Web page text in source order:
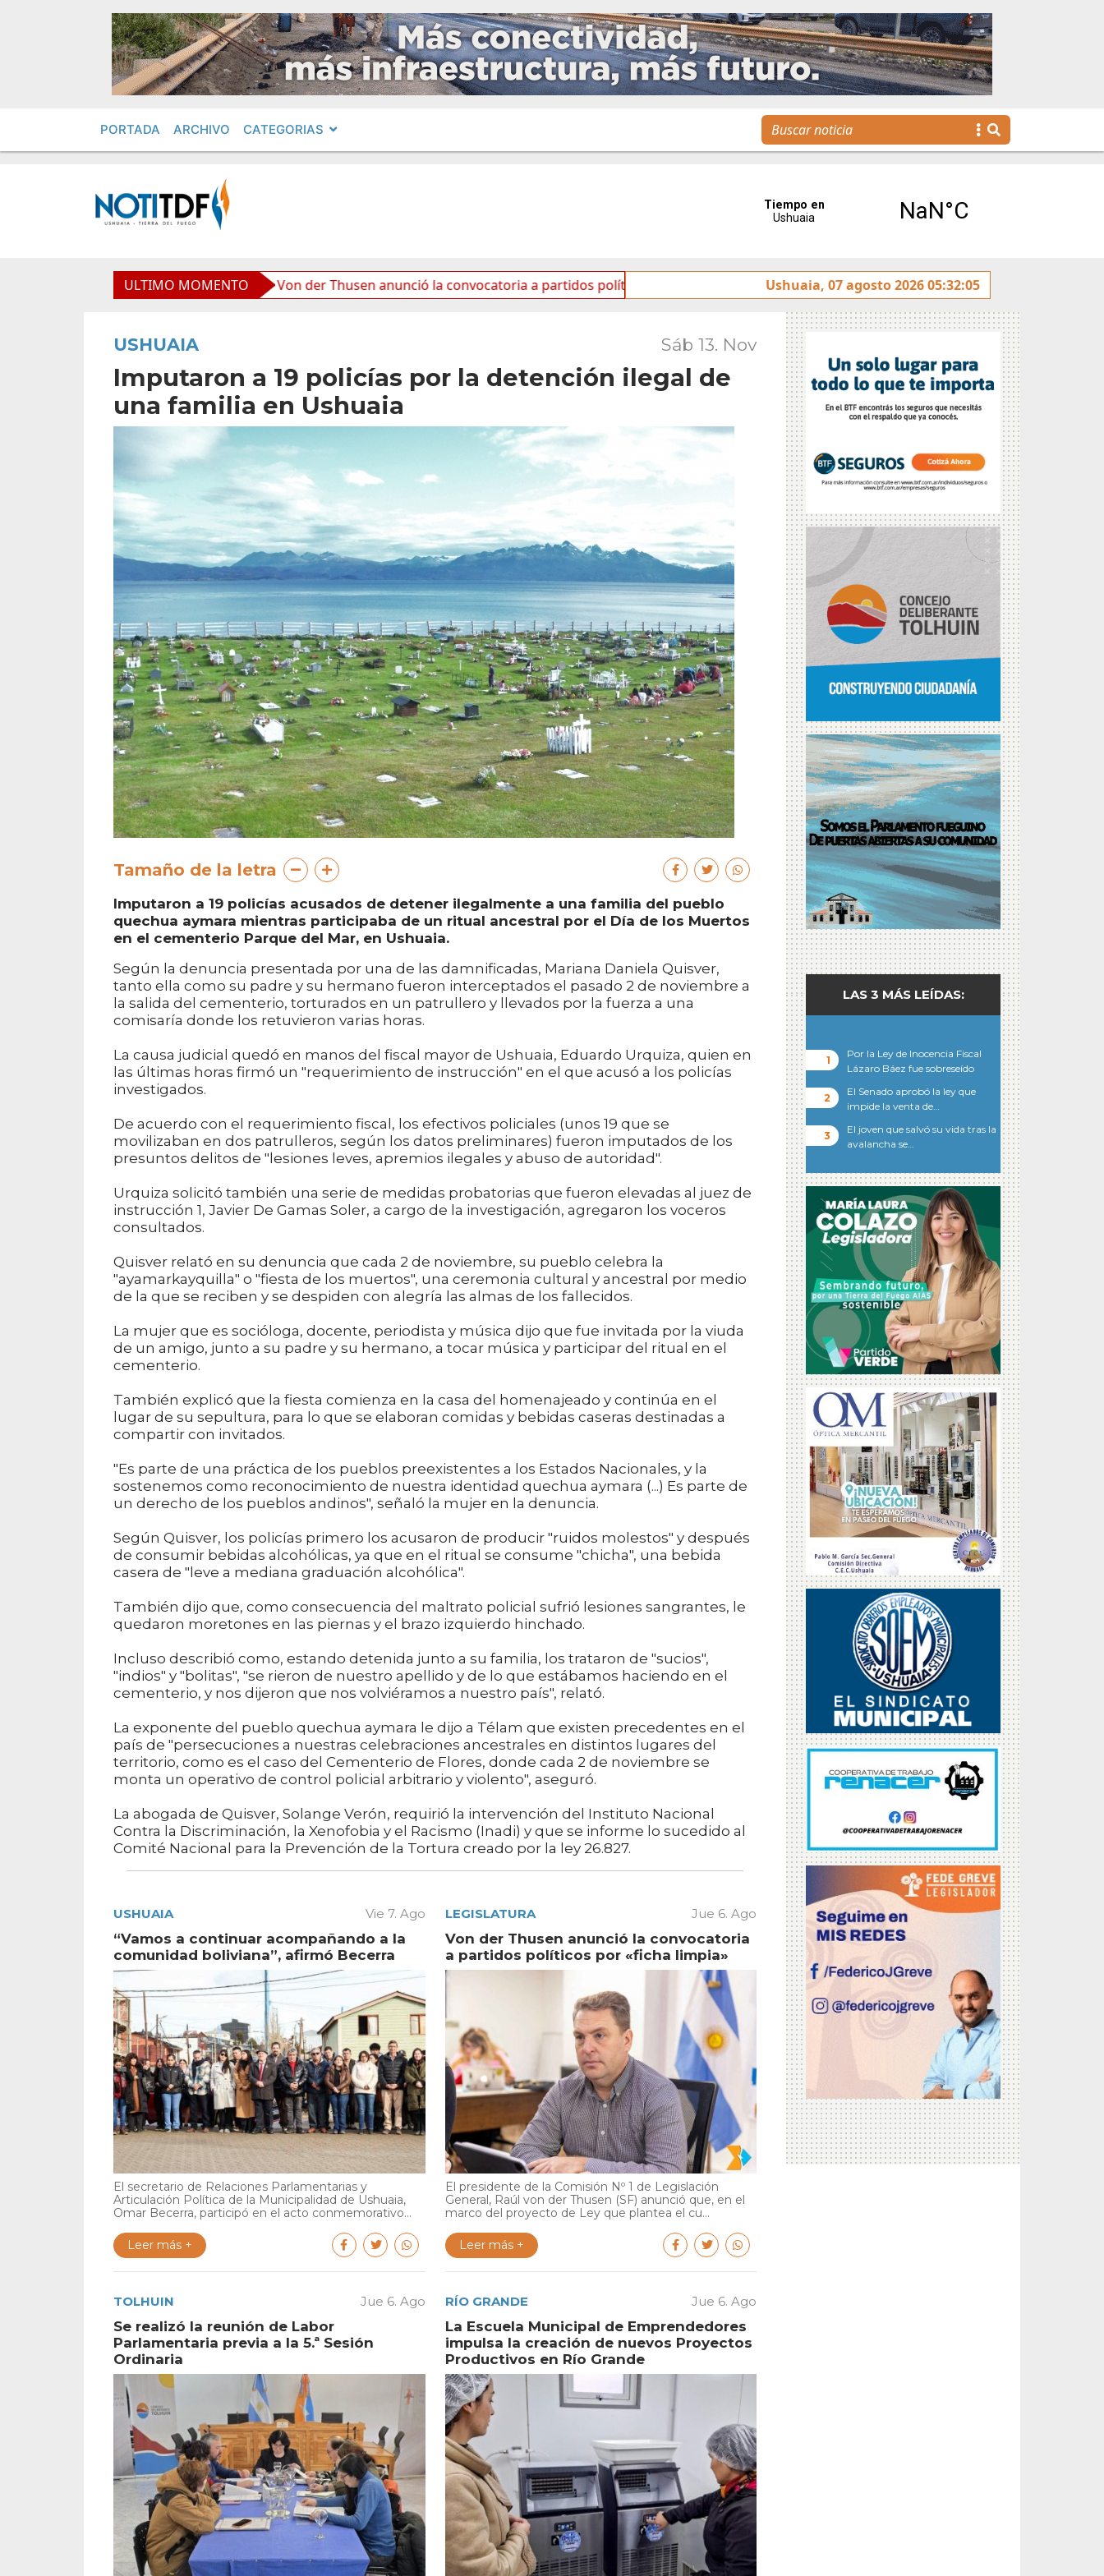
PORTADA ARCHIVO CATEGORIAS
ULTIMO MOMENTO
afirmó Becerra Von der Thusen anunció la convocatoria a partidos políticos por «ficha limpia» Se realizó la reunión de Labor Parlamentaria previa a la
Ushuaia, 07 agosto 2026 05:32:05
USHUAIA Sáb 13. Nov
Imputaron a 19 policías por la detención ilegal de
una familia en Ushuaia
Tamaño de la letra
Imputaron a 19 policías acusados de detener ilegalmente a una familia del pueblo
quechua aymara mientras participaba de un ritual ancestral por el Día de los Muertos
en el cementerio Parque del Mar, en Ushuaia.
Según la denuncia presentada por una de las damnificadas, Mariana Daniela Quisver,
tanto ella como su padre y su hermano fueron interceptados el pasado 2 de noviembre a
la salida del cementerio, torturados en un patrullero y llevados por la fuerza a una
comisaría donde los retuvieron varias horas.
La causa judicial quedó en manos del fiscal mayor de Ushuaia, Eduardo Urquiza, quien en
las últimas horas firmó un "requerimiento de instrucción" en el que acusó a los policías
investigados.
De acuerdo con el requerimiento fiscal, los efectivos policiales (unos 19 que se
movilizaban en dos patrulleros, según los datos preliminares) fueron imputados de los
presuntos delitos de "lesiones leves, apremios ilegales y abuso de autoridad".
Urquiza solicitó también una serie de medidas probatorias que fueron elevadas al juez de
instrucción 1, Javier De Gamas Soler, a cargo de la investigación, agregaron los voceros
consultados.
Quisver relató en su denuncia que cada 2 de noviembre, su pueblo celebra la
"ayamarkayquilla" o "fiesta de los muertos", una ceremonia cultural y ancestral por medio
de la que se reciben y se despiden con alegría las almas de los fallecidos.
La mujer que es socióloga, docente, periodista y música dijo que fue invitada por la viuda
de un amigo, junto a su padre y su hermano, a tocar música y participar del ritual en el
cementerio.
También explicó que la fiesta comienza en la casa del homenajeado y continúa en el
lugar de su sepultura, para lo que se elaboran comidas y bebidas caseras destinadas a
compartir con invitados.
"Es parte de una práctica de los pueblos preexistentes a los Estados Nacionales, y la
sostenemos como reconocimiento de nuestra identidad quechua aymara (...) Es parte de
un derecho de los pueblos andinos", señaló la mujer en la denuncia.
Según Quisver, los policías primero los acusaron de producir "ruidos molestos" y después
de consumir bebidas alcohólicas, ya que en el ritual se consume "chicha", una bebida
casera de "leve a mediana graduación alcohólica".
También dijo que, como consecuencia del maltrato policial sufrió lesiones sangrantes, le
quedaron moretones en las piernas y el brazo izquierdo hinchado.
Incluso describió como, estando detenida junto a su familia, los trataron de "sucios",
"indios" y "bolitas", "se rieron de nuestro apellido y de lo que estábamos haciendo en el
cementerio, y nos dijeron que nos volviéramos a nuestro país", relató.
La exponente del pueblo quechua aymara le dijo a Télam que existen precedentes en el
país de "persecuciones a nuestras celebraciones ancestrales en distintos lugares del
territorio, como es el caso del Cementerio de Flores, donde cada 2 de noviembre se
monta un operativo de control policial arbitrario y violento", aseguró.
La abogada de Quisver, Solange Verón, requirió la intervención del Instituto Nacional
Contra la Discriminación, la Xenofobia y el Racismo (Inadi) y que se informe lo sucedido al
Comité Nacional para la Prevención de la Tortura creado por la ley 26.827.
USHUAIA Vie 7. Ago
“Vamos a continuar acompañando a la
comunidad boliviana”, afirmó Becerra
El secretario de Relaciones Parlamentarias y
Articulación Política de la Municipalidad de Ushuaia,
Omar Becerra, participó en el acto conmemorativo...
Leer más +
LEGISLATURA Jue 6. Ago
Von der Thusen anunció la convocatoria
a partidos políticos por «ficha limpia»
El presidente de la Comisión Nº 1 de Legislación
General, Raúl von der Thusen (SF) anunció que, en el
marco del proyecto de Ley que plantea el cu...
Leer más +
TOLHUIN Jue 6. Ago
Se realizó la reunión de Labor
Parlamentaria previa a la 5.ª Sesión
Ordinaria
RÍO GRANDE Jue 6. Ago
La Escuela Municipal de Emprendedores
impulsa la creación de nuevos Proyectos
Productivos en Río Grande
LAS 3 MÁS LEÍDAS:
Por la Ley de Inocencia Fiscal
Lázaro Báez fue sobreseído
El Senado aprobó la ley que
impide la venta de…
El joven que salvó su vida tras la
avalancha se…